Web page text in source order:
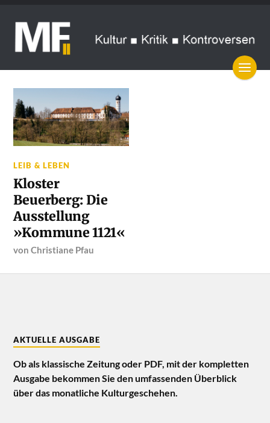
LEIB & LEBEN
Kloster
Beuerberg: Die
Ausstellung
»Kommune 1121«
vonChristiane Pfau
AKTUELLE AUSGABE
Ob als klassische Zeitung oder PDF, mit der kompletten
Ausgabe bekommen Sie den umfassenden Überblick
über das monatliche Kulturgeschehen.